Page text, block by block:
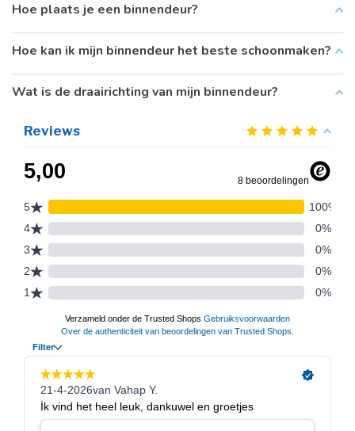
Hoe plaats je een binnendeur?
Hoe kan ik mijn binnendeur het beste schoonmaken?
Wat is de draairichting van mijn binnendeur?
Reviews